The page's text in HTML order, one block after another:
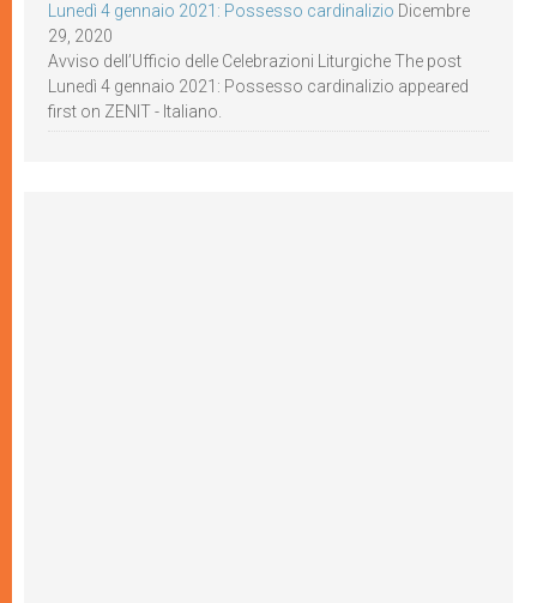
Lunedì 4 gennaio 2021: Possesso cardinalizio Dicembre
29, 2020
Avviso dell’Ufficio delle Celebrazioni Liturgiche The post
Lunedì 4 gennaio 2021: Possesso cardinalizio appeared
first on ZENIT - Italiano.